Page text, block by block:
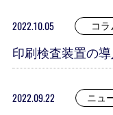
2022.10.05 コラ
印刷検査装置の
意点ー
2022.09.22 ニュ